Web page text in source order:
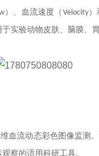
）、血流速度（Velocity）
于实验动物皮肤、脑膜、
血流动态彩色图像监
察的适用科研工具。